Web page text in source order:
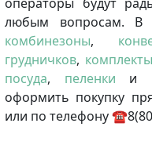
любым вопросам. В
комбинезоны,
грудничков,
посуда, пеленки и
оформить покупку
или по телефону